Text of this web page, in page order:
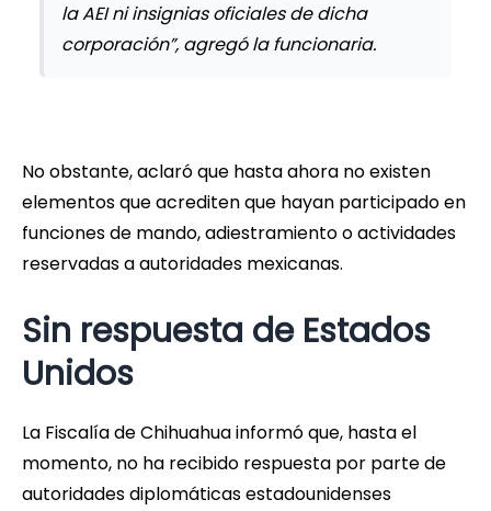
la AEI ni insignias oficiales de dicha
corporación”, agregó la funcionaria.
No obstante, aclaró que hasta ahora no existen
elementos que acrediten que hayan participado en
funciones de mando, adiestramiento o actividades
reservadas a autoridades mexicanas.
Sin respuesta de Estados
Unidos
La Fiscalía de Chihuahua informó que, hasta el
momento, no ha recibido respuesta por parte de
autoridades diplomáticas estadounidenses